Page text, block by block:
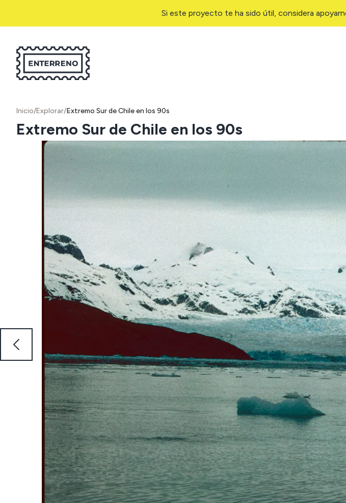
Si este proyecto te ha sido útil, considera
Inicio/Explorar/Extremo Sur de Chile en los 90s
Extremo Sur de Chile en los 90s